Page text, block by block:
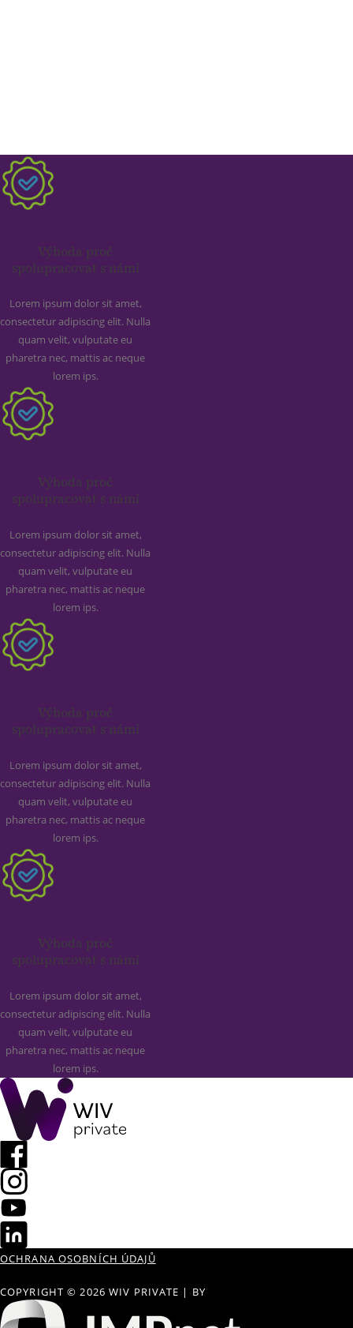
Výhoda proč
spolupracovat s námi
Lorem ipsum dolor sit amet,
consectetur adipiscing elit. Nulla
quam velit, vulputate eu
pharetra nec, mattis ac neque
lorem ips.
Výhoda proč
spolupracovat s námi
Lorem ipsum dolor sit amet,
consectetur adipiscing elit. Nulla
quam velit, vulputate eu
pharetra nec, mattis ac neque
lorem ips.
Výhoda proč
spolupracovat s námi
Lorem ipsum dolor sit amet,
consectetur adipiscing elit. Nulla
quam velit, vulputate eu
pharetra nec, mattis ac neque
lorem ips.
Výhoda proč
spolupracovat s námi
Lorem ipsum dolor sit amet,
consectetur adipiscing elit. Nulla
quam velit, vulputate eu
pharetra nec, mattis ac neque
lorem ips.
OCHRANA OSOBNÍCH ÚDAJŮ
COPYRIGHT © 2026 WIV PRIVATE | BY